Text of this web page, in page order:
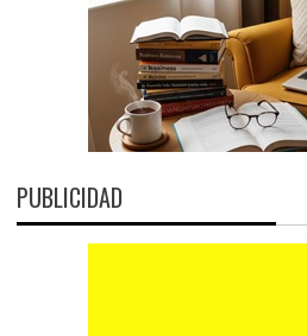
PUBLICIDAD